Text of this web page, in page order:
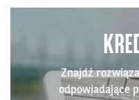
Znajdź
odpowiadające